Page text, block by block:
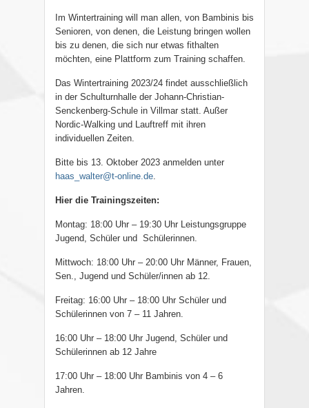
Im Wintertraining will man allen, von Bambinis bis
Senioren, von denen, die Leistung bringen wollen
bis zu denen, die sich nur etwas fithalten
möchten, eine Plattform zum Training schaffen.
Das Wintertraining 2023/24 findet ausschließlich
in der Schulturnhalle der Johann-Christian-
Senckenberg-Schule in Villmar statt. Außer
Nordic-Walking und Lauftreff mit ihren
individuellen Zeiten.
Bitte bis 13. Oktober 2023 anmelden unter
haas_walter@t-online.de.
Hier die Trainingszeiten:
Montag: 18:00 Uhr – 19:30 Uhr Leistungsgruppe
Jugend, Schüler und Schülerinnen.
Mittwoch: 18:00 Uhr – 20:00 Uhr Männer, Frauen,
Sen., Jugend und Schüler/innen ab 12.
Freitag: 16:00 Uhr – 18:00 Uhr Schüler und
Schülerinnen von 7 – 11 Jahren.
16:00 Uhr – 18:00 Uhr Jugend, Schüler und
Schülerinnen ab 12 Jahre
17:00 Uhr – 18:00 Uhr Bambinis von 4 – 6
Jahren.